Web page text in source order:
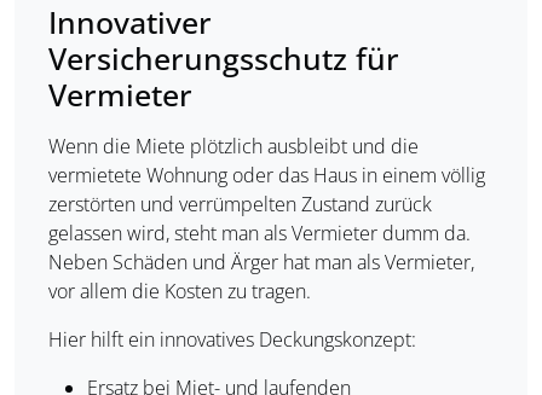
Innovativer
Versicherungsschutz für
Vermieter
Wenn die Miete plötzlich ausbleibt und die
vermietete Wohnung oder das Haus in einem völlig
zerstörten und verrümpelten Zustand zurück
gelassen wird, steht man als Vermieter dumm da.
Neben Schäden und Ärger hat man als Vermieter,
vor allem die Kosten zu tragen.
Hier hilft ein innovatives Deckungskonzept:
Ersatz bei Miet- und laufenden